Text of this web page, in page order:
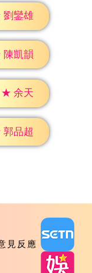
劉鑾雄
陳凱韻
★ 余天
郭品超
見反應